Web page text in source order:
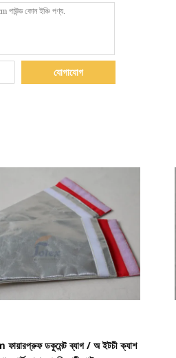
যোগাযোগ
ডকুমেন্ট ব্যাগ / অ ইটচী ক্যাশ